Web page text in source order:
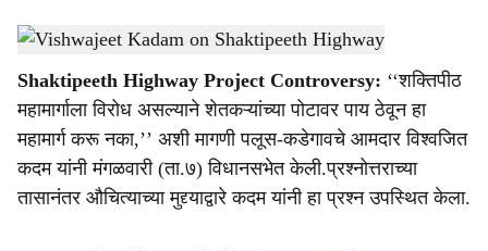
a
r
e
Shaktipeeth Highway opposition -Agrowon
Shaktipeeth Highway Project Controversy: ‘‘शक्तिपीठ
महामार्गाला विरोध असल्याने शेतकऱ्यांच्या पोटावर पाय ठेवून हा
महामार्ग करू नका,’’ अशी मागणी पलूस-कडेगावचे आमदार विश्वजित
कदम यांनी मंगळवारी (ता.७) विधानसभेत केली.प्रश्नोत्तराच्या
तासानंतर औचित्याच्या मुद्द्याद्वारे कदम यांनी हा प्रश्न उपस्थित केला.